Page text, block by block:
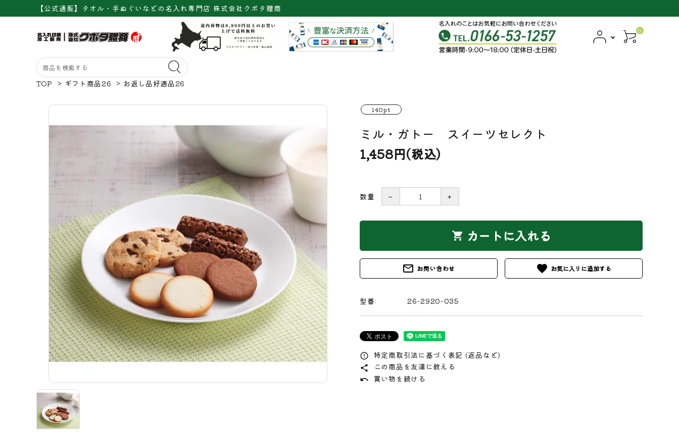
【公式通販】タオル・手ぬぐいなどの名入れ専門店 株式会社クボタ贈商
0
TOP > ギフト商品26 > お返し品好適品26
140pt
ミル・ガトー スイーツセレクト
1,458円(税込)
数量 － ＋
shopping_cart カートに入れる
mail_outline お問い合わせ favorite
型番: 26-2920-035
error_outline 特定商取引法に基づく表記 (返品など)
share この商品を友達に教える
undo 買い物を続ける